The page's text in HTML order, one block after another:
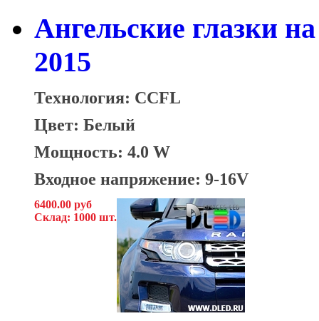
Ангельские глазки
2015
Технология: CCFL
Цвет: Белый
Мощность: 4.0 W
Входное напряжение: 9-16V
6400.00 руб
Склад: 1000 шт.